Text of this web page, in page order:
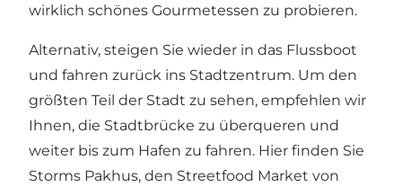
wirklich schönes Gourmetessen zu probieren.
Alternativ, steigen Sie wieder in das Flussboot
und fahren zurück ins Stadtzentrum. Um den
größten Teil der Stadt zu sehen, empfehlen wir
Ihnen, die Stadtbrücke zu überqueren und
weiter bis zum Hafen zu fahren. Hier finden Sie
Storms Pakhus, den Streetfood Market von